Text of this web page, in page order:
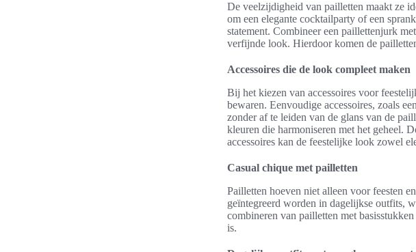
De veelzijdigheid van pailletten maakt ze
om een elegante cocktailparty of een
statement. Combineer een paillettenjurk
verfijnde look. Hierdoor komen de
Accessoires die de look compleet maken
Bij het kiezen van accessoires voor
bewaren. Eenvoudige accessoires, zoals
zonder af te leiden van de glans van de
kleuren die harmoniseren met het geheel.
accessoires kan de feestelijke look zowel
Casual chique met pailletten
Pailletten hoeven niet alleen voor feesten
geïntegreerd worden in dagelijkse outfits,
combineren van pailletten met
is.